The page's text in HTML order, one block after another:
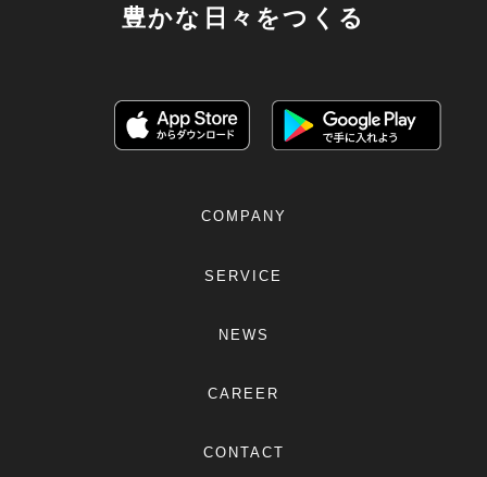
豊かな日々をつくる
COMPANY
SERVICE
NEWS
CAREER
CONTACT